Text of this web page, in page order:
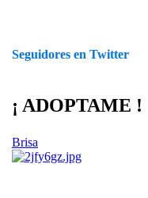
Seguidores en Twitter
¡ ADOPTAME !
Brisa